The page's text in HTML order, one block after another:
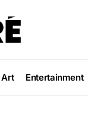
Art Entertainment